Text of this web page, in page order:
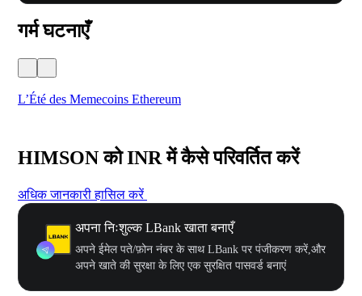
गर्म घटनाएँ
L’Été des Memecoins Ethereum
HIMSON को INR में कैसे परिवर्तित करें
अधिक जानकारी हासिल करें
अपना निःशुल्क LBank खाता बनाएँ
अपने ईमेल पते/फ़ोन नंबर के साथ LBank पर पंजीकरण करें,और
अपने खाते की सुरक्षा के लिए एक सुरक्षित पासवर्ड बनाएं